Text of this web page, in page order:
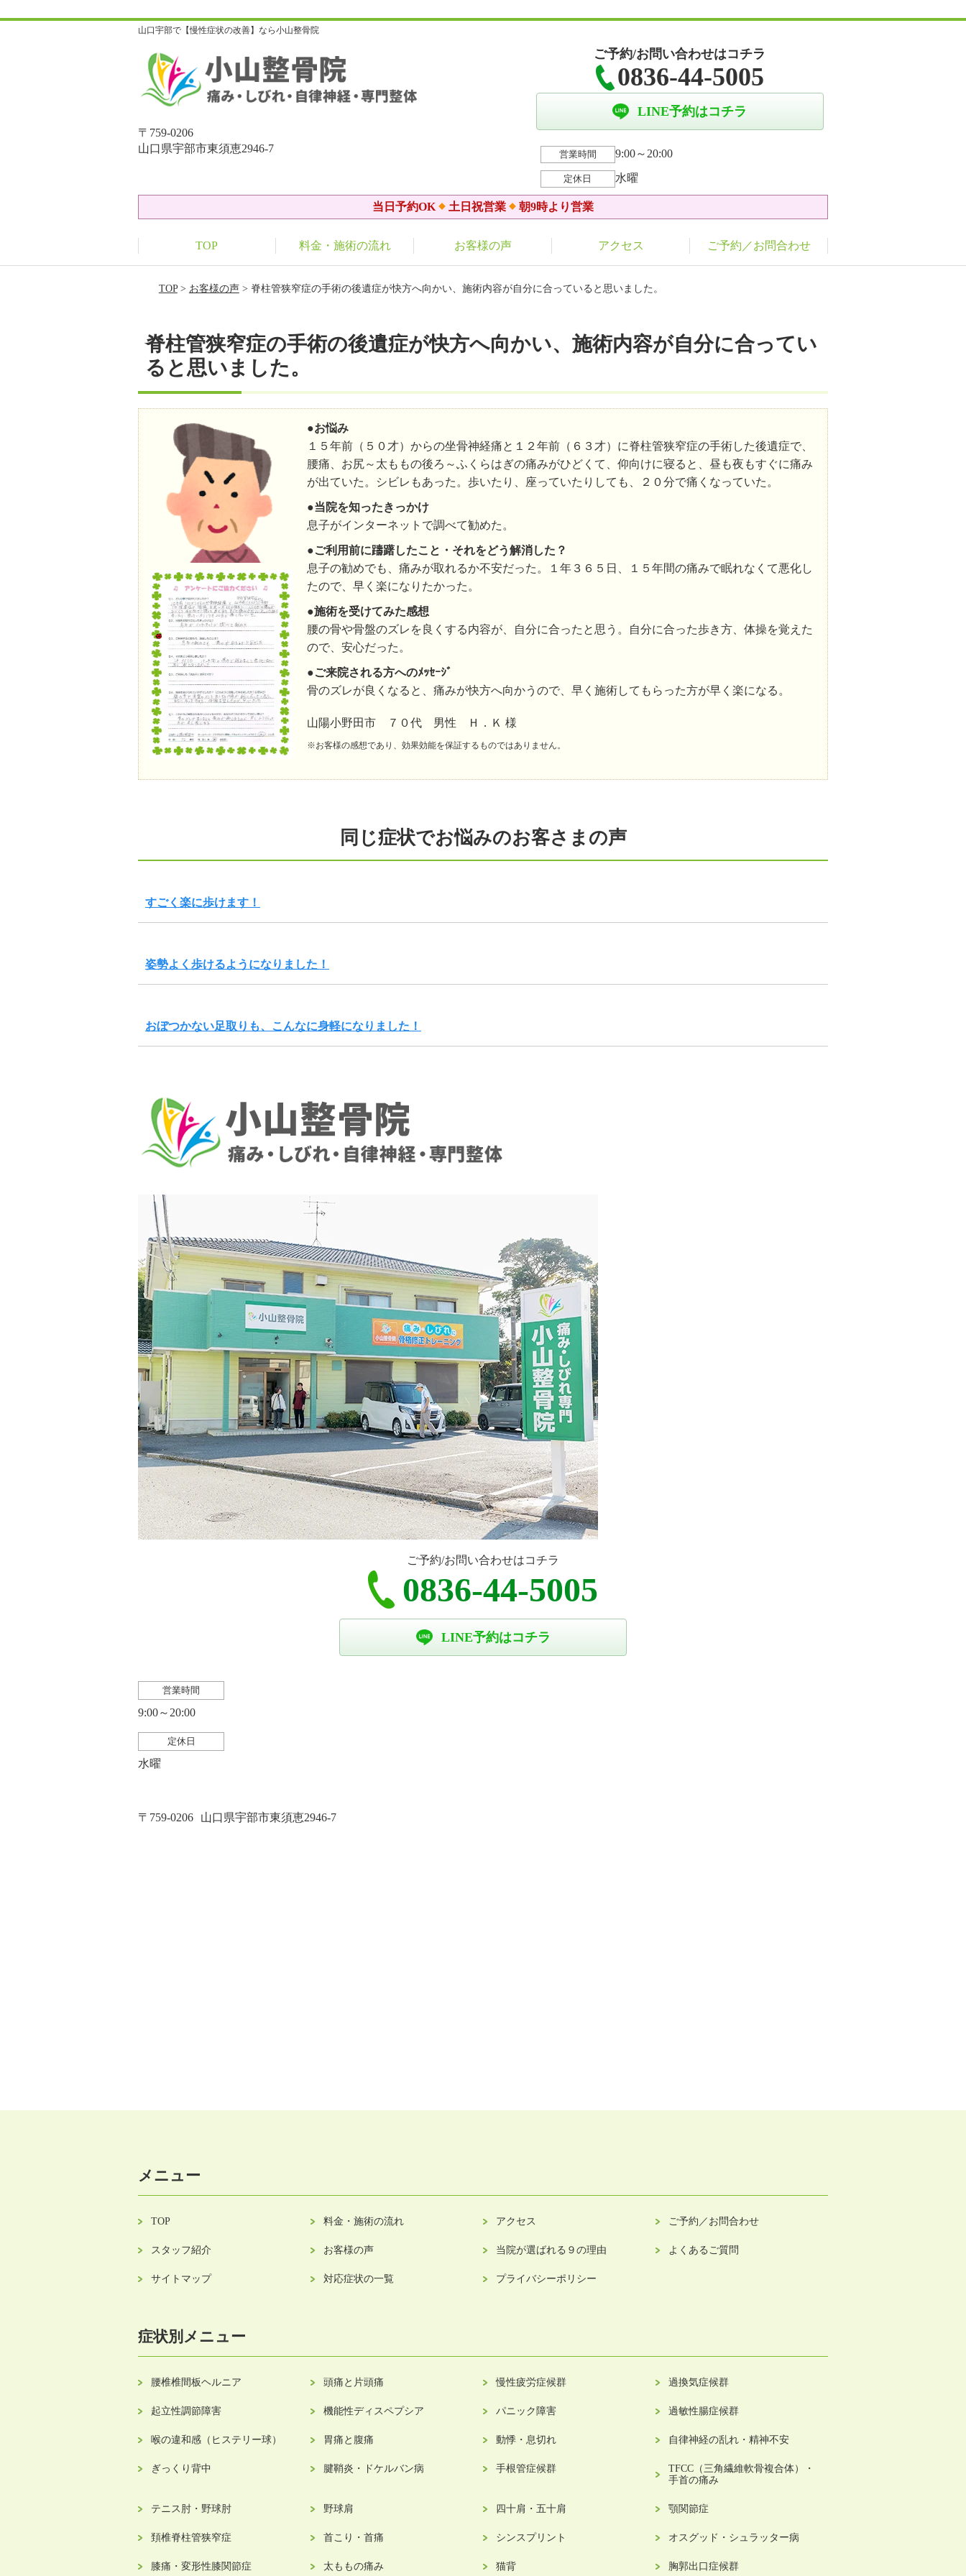
山口宇部で【慢性症状の改善】なら小山整骨院
〒759-0206
山口県宇部市東須恵2946-7
ご予約/お問い合わせはコチラ
0836-44-5005
LINE予約はコチラ
営業時間 9:00～20:00
定休日 水曜
当日予約OK 土日祝営業 朝9時より営業
TOP 料金・施術の流れ お客様の声 アクセス ご予約／お問合わせ
TOP> お客様の声> 脊柱管狭窄症の手術の後遺症が快方へ向かい、施術内容が自分に合っていると思いました。
脊柱管狭窄症の手術の後遺症が快方へ向かい、施術内容が自分に合ってい
ると思いました。
●お悩み
１５年前（５０才）からの坐骨神経痛と１２年前（６３才）に脊柱管狭窄症の手術した後遺症で、
腰痛、お尻～太ももの後ろ～ふくらはぎの痛みがひどくて、仰向けに寝ると、昼も夜もすぐに痛み
が出ていた。シビレもあった。歩いたり、座っていたりしても、２０分で痛くなっていた。
●当院を知ったきっかけ
息子がインターネットで調べて勧めた。
●ご利用前に躊躇したこと・それをどう解消した？
息子の勧めでも、痛みが取れるか不安だった。１年３６５日、１５年間の痛みで眠れなくて悪化し
たので、早く楽になりたかった。
●施術を受けてみた感想
腰の骨や骨盤のズレを良くする内容が、自分に合ったと思う。自分に合った歩き方、体操を覚えた
ので、安心だった。
●ご来院される方へのﾒｯｾｰｼﾞ
骨のズレが良くなると、痛みが快方へ向かうので、早く施術してもらった方が早く楽になる。
山陽小野田市 ７０代 男性 Ｈ．Ｋ 様
※お客様の感想であり、効果効能を保証するものではありません。
同じ症状でお悩みのお客さまの声
すごく楽に歩けます！
姿勢よく歩けるようになりました！
おぼつかない足取りも、こんなに身軽になりました！
ご予約/お問い合わせはコチラ
0836-44-5005
LINE予約はコチラ
営業時間
9:00～20:00
定休日
水曜
〒759-0206 山口県宇部市東須恵2946-7
メニュー
TOP 料金・施術の流れ アクセス ご予約／お問合わせ
スタッフ紹介 お客様の声 当院が選ばれる９の理由 よくあるご質問
サイトマップ 対応症状の一覧 プライバシーポリシー
症状別メニュー
腰椎椎間板ヘルニア 頭痛と片頭痛 慢性疲労症候群 過換気症候群
起立性調節障害 機能性ディスペプシア パニック障害 過敏性腸症候群
喉の違和感（ヒステリー球） 胃痛と腹痛 動悸・息切れ 自律神経の乱れ・精神不安
ぎっくり背中 腱鞘炎・ドケルバン病 手根管症候群
TFCC（三角繊維軟骨複合体）・
手首の痛み
テニス肘・野球肘 野球肩 四十肩・五十肩 顎関節症
頚椎脊柱管狭窄症 首こり・首痛 シンスプリント オスグッド・シュラッター病
膝痛・変形性膝関節症 太ももの痛み 猫背 胸郭出口症候群